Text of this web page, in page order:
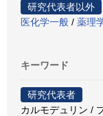
研究代表者以外
医化学一般 / 薬理
キーワード
研究代表者
カルモデュリン /